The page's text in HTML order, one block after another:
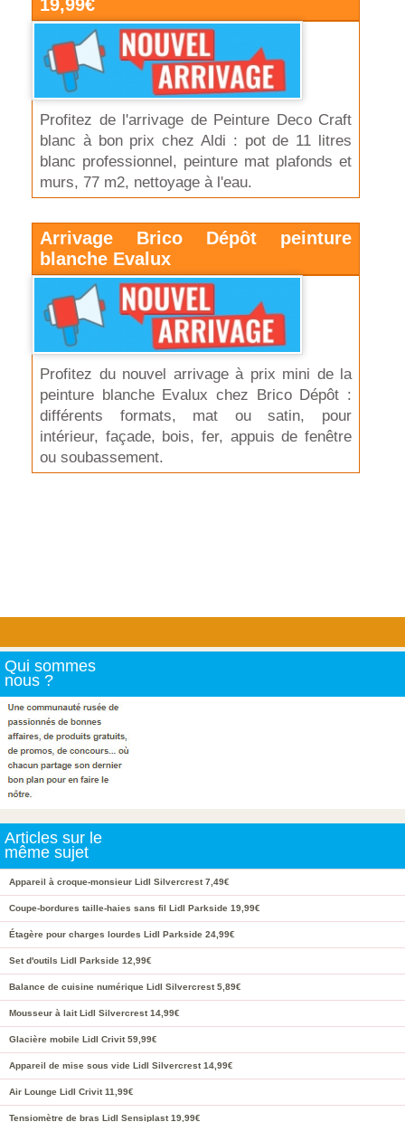
19,99€
Profitez de l'arrivage de Peinture Deco Craft
blanc à bon prix chez Aldi : pot de 11 litres
blanc professionnel, peinture mat plafonds et
murs, 77 m2, nettoyage à l'eau.
Arrivage Brico Dépôt peinture
blanche Evalux
Profitez du nouvel arrivage à prix mini de la
peinture blanche Evalux chez Brico Dépôt :
différents formats, mat ou satin, pour
intérieur, façade, bois, fer, appuis de fenêtre
ou soubassement.
Qui sommes
nous ?
Articles sur le
même sujet
Appareil à croque-monsieur Lidl Silvercrest 7,49€
Coupe-bordures taille-haies sans fil Lidl Parkside 19,99€
Étagère pour charges lourdes Lidl Parkside 24,99€
Set d'outils Lidl Parkside 12,99€
Balance de cuisine numérique Lidl Silvercrest 5,89€
Mousseur à lait Lidl Silvercrest 14,99€
Glacière mobile Lidl Crivit 59,99€
Appareil de mise sous vide Lidl Silvercrest 14,99€
Air Lounge Lidl Crivit 11,99€
Tensiomètre de bras Lidl Sensiplast 19,99€